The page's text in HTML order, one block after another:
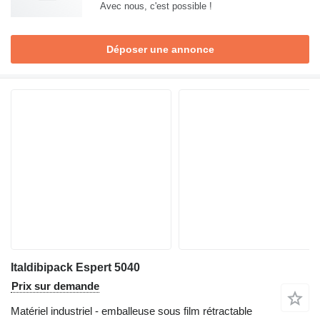
Avec nous, c'est possible !
Déposer une annonce
Italdibipack Espert 5040
Prix sur demande
Matériel industriel - emballeuse sous film rétractable